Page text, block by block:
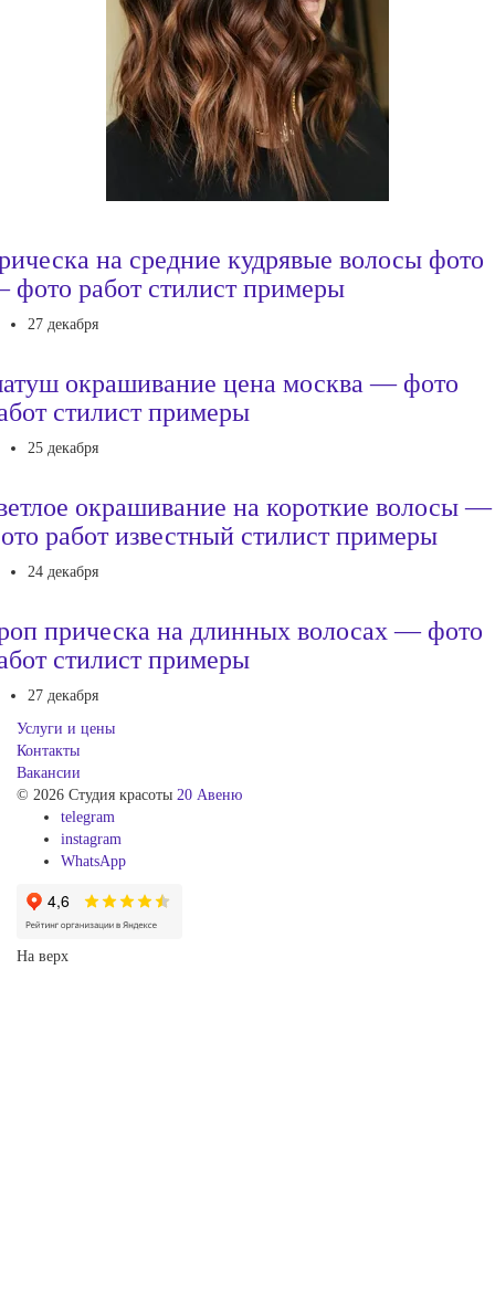
на средние кудрявые волосы фото
работ стилист примеры
27 декабря
окрашивание цена москва — фото
стилист примеры
25 декабря
окрашивание на короткие волосы —
работ известный стилист примеры
24 декабря
прическа на длинных волосах — фото
стилист примеры
27 декабря
Услуги и цены
Контакты
Вакансии
© 2026 Студия красоты 20 Авеню
telegram
instagram
WhatsApp
На верх